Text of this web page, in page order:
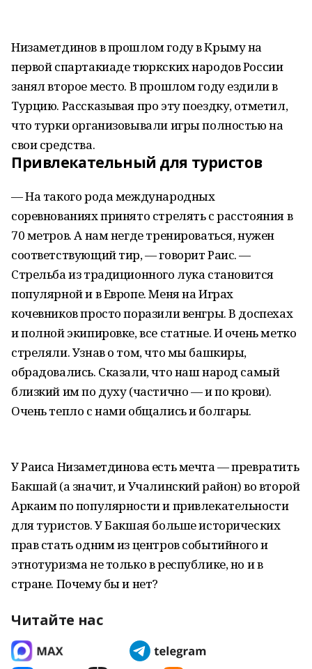
Низаметдинов в прошлом году в Крыму на
первой спартакиаде тюркских народов России
занял второе место. В прошлом году ездили в
Турцию. Рассказывая про эту поездку, отметил,
что турки организовывали игры полностью на
свои средства.
Привлекательный для туристов
— На такого рода международных
соревнованиях принято стрелять с расстояния в
70 метров. А нам негде тренироваться, нужен
соответствующий тир, — говорит Раис. —
Стрельба из традиционного лука становится
популярной и в Европе. Меня на Играх
кочевников просто поразили венгры. В доспехах
и полной экипировке, все статные. И очень метко
стреляли. Узнав о том, что мы башкиры,
обрадовались. Сказали, что наш народ самый
близкий им по духу (частично — и по крови).
Очень тепло с нами общались и болгары.
У Раиса Низаметдинова есть мечта — превратить
Бакшай (а значит, и Учалинский район) во второй
Аркаим по популярности и привлекательности
для туристов. У Бакшая больше исторических
прав стать одним из центров событийного и
этнотуризма не только в республике, но и в
стране. Почему бы и нет?
Читайте нас